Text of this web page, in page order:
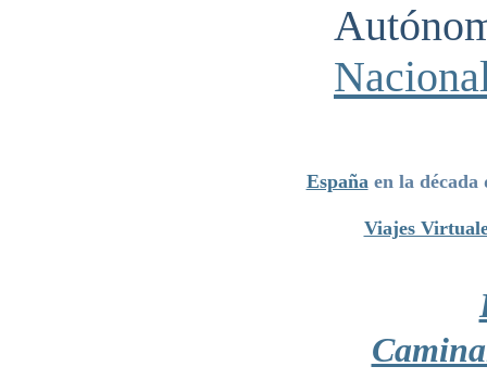
Españaen la década
Viajes